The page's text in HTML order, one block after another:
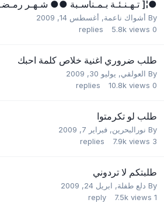
●¦[ تـهـنـئـة بـمـناسـبة ●● شـهـر
By أشواك ناعمة, أغسطس 14, 2009
0
replies 5.8k views
طلب ضروري اغنية خلاص كلمة احبك
By العولقي, يوليو 30, 2009
0
replies 10.8k views
طلب لو تكرمتوا
By نورالبحرين, فبراير 7, 2009
3
replies 7.9k views
طلبتكم لا تردوني
By دلع طفلة, ابريل 24, 2009
1
reply 7.5k views